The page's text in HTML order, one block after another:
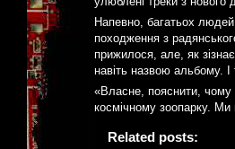
Напевно, багатьох
походження з
прижилося, але, як
навіть назвою альбому.
«Власне, пояснити,
космічному зоопарку. Ми
Related posts: